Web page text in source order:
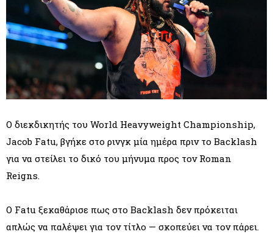
Ο διεκδικητής του World Heavyweight Championship,
Jacob Fatu, βγήκε στο ρινγκ μία ημέρα πριν το Backlash
για να στείλει το δικό του μήνυμα προς τον Roman
Reigns.
Ο Fatu ξεκαθάρισε πως στο Backlash δεν πρόκειται
απλώς να παλέψει για τον τίτλο — σκοπεύει να τον πάρει.